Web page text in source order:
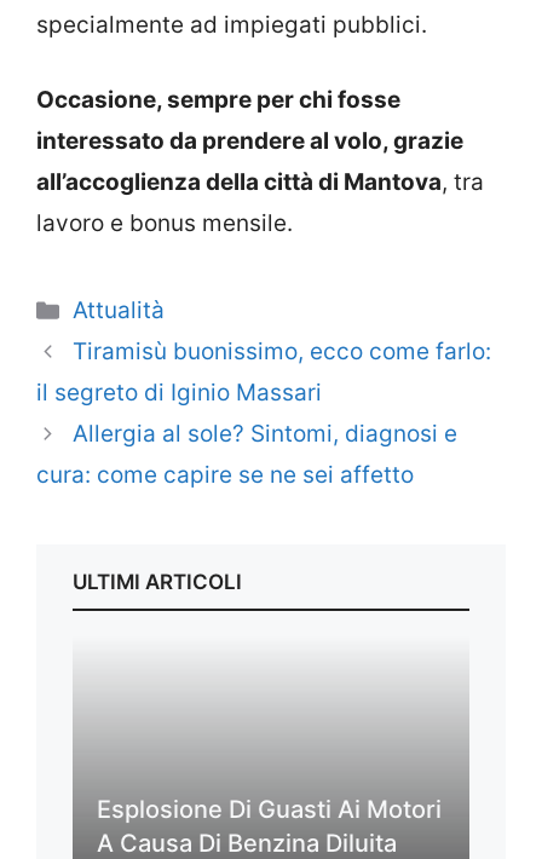
specialmente ad impiegati pubblici.
Occasione, sempre per chi fosse
interessato da prendere al volo, grazie
all’accoglienza della città di Mantova, tra
lavoro e bonus mensile.
Categorie
Attualità
Tiramisù buonissimo, ecco come farlo:
il segreto di Iginio Massari
Allergia al sole? Sintomi, diagnosi e
cura: come capire se ne sei affetto
ULTIMI ARTICOLI
Esplosione Di Guasti Ai Motori
A Causa Di Benzina Diluita